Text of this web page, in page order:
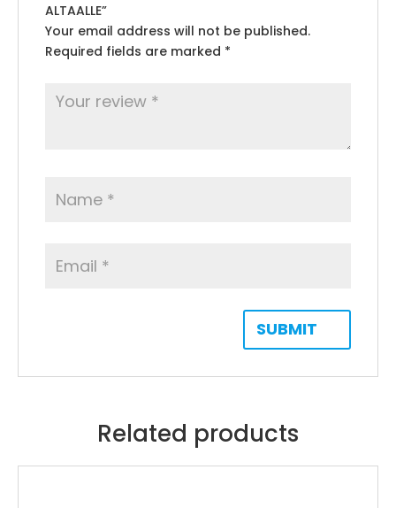
ALTAALLE”
Your email address will not be published.
Required fields are marked *
Related products